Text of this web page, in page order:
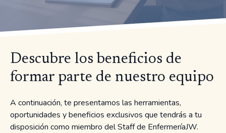
Descubre los beneficios de
formar parte de nuestro equipo
A continuación, te presentamos las herramientas,
oportunidades y beneficios exclusivos que tendrás a tu
disposición como miembro del Staff de EnfermeríaJW.